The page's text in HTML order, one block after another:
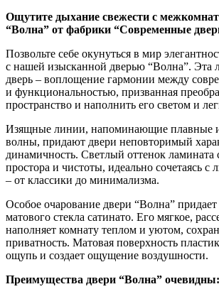
Ощутите дыхание свежести с
“Волна” от фабрики “Современные
Позвольте себе окунуться в мир
с нашей изысканной дверью “Волна”. Эта
дверь – воплощение гармонии между
и функциональностью, призванная
пространство и наполнить его светом и
Изящные линии, напоминающие плавные
волны, придают двери неповторимый
динамичность. Светлый оттенок ламината
простора и чистоты, идеально сочетаясь
– от классики до минимализма.
Особое очарование двери “Волна” придает
матового стекла сатинато. Его мягкое,
наполняет комнату теплом и уютом,
приватность. Матовая поверхность
ощупь и создает ощущение воздушности.
Преимущества двери “Волна” очевидны: